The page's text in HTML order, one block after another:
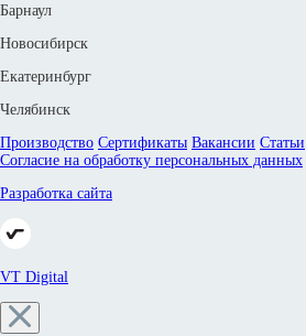
Барнаул
Новосибирск
Екатеринбург
Челябинск
Производство Сертификаты Вакансии Статьи
Согласие на обработку персональных данных
Разработка сайта
VT Digital